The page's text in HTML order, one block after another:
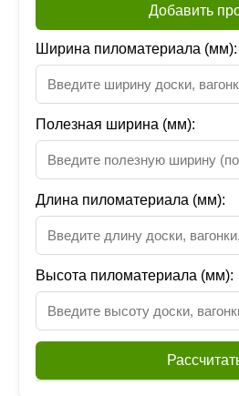
Добавить
Ширина пиломатериала (мм):
Полезная ширина (мм):
Длина пиломатериала (мм):
Высота пиломатериала (мм):